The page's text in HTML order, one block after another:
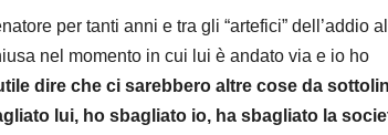
per tanti anni e tra gli “artefici” dell’addio al
nel momento in cui lui è andato via e io ho
dire che ci sarebbero altre cose da
lui, ho sbagliato io, ha sbagliato la